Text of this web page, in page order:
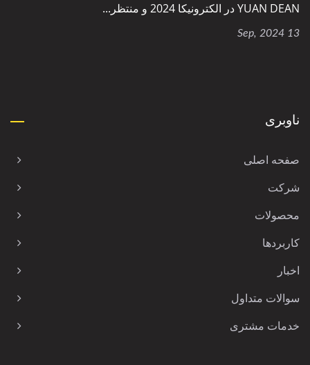
YUAN DEAN در الکترونیکا 2024 و منتظر...
13 Sep, 2024
ناوبری
صفحه اصلی
شرکت
محصولات
کاربردها
اخبار
سوالات متداول
خدمات مشتری